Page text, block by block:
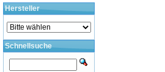
Hersteller
Schnellsuche